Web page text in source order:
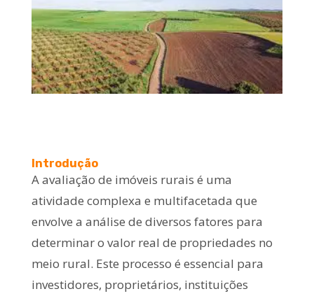
Introdução
A avaliação de imóveis rurais é uma
atividade complexa e multifacetada que
envolve a análise de diversos fatores para
determinar o valor real de propriedades no
meio rural. Este processo é essencial para
investidores, proprietários, instituições